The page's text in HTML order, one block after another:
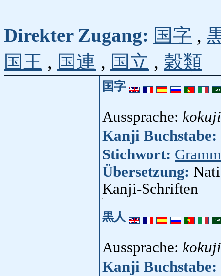
Direkter Zugang: 国字 ,
国王 , 国連 , 国立 , 穀類
国字
Aussprache: kokuji
Kanji Buchstabe:
Stichwort:
Übersetzung:
Kanji-Schriften
黒人
Aussprache:
Kanji Buchstabe: